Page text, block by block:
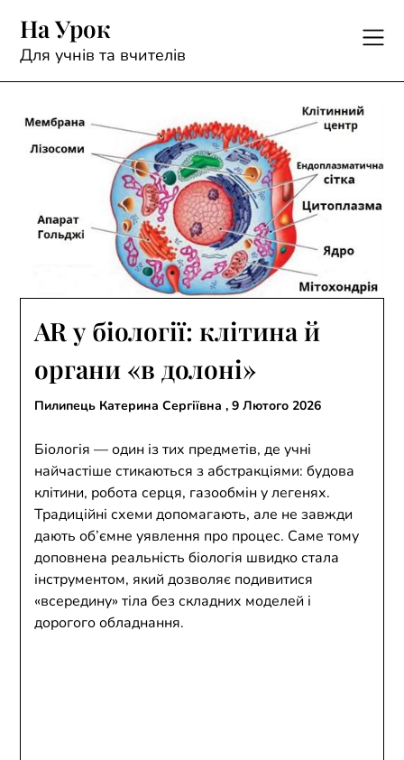
content
На Урок
Для учнів та вчителів
AR у біології: клітина й
органи «в долоні»
Пилипець Катерина Сергіївна ,9 Лютого 2026
Біологія — один із тих предметів, де учні
найчастіше стикаються з абстракціями: будова
клітини, робота серця, газообмін у легенях.
Традиційні схеми допомагають, але не завжди
дають об’ємне уявлення про процес. Саме тому
доповнена реальність біологія швидко стала
інструментом, який дозволяє подивитися
«всередину» тіла без складних моделей і
дорогого обладнання.